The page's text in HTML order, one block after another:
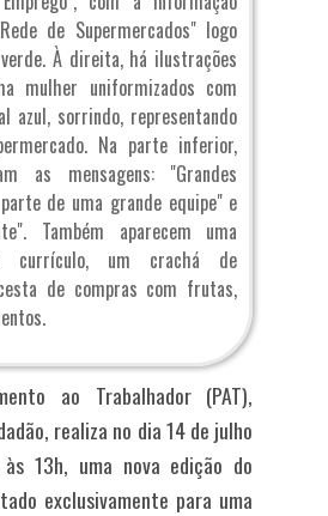
de Supermercados" logo
À direita, há ilustrações
mulher uniformizados com
azul, sorrindo, representando
Na parte inferior,
as mensagens: "Grandes
de uma grande equipe" e
Também aparecem uma
currículo, um crachá de
de compras com frutas,
ao Trabalhador (PAT),
realiza no dia 14 de julho
13h, uma nova edição do
exclusivamente para uma